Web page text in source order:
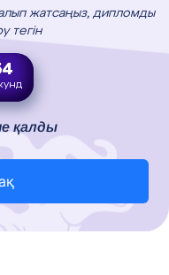
алып жатсаңыз, дипломды
тегін
қалды